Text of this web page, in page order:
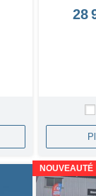
28
NOUVEAUTÉ